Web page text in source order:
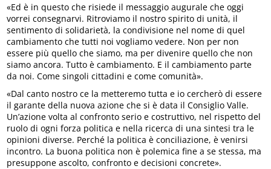
«Ed è in questo che risiede il messaggio augurale che oggi
vorrei consegnarvi. Ritroviamo il nostro spirito di unità, il
sentimento di solidarietà, la condivisione nel nome di quel
cambiamento che tutti noi vogliamo vedere. Non per non
essere più quello che siamo, ma per divenire quello che non
siamo ancora. Tutto è cambiamento. E il cambiamento parte
da noi. Come singoli cittadini e come comunità».
«Dal canto nostro ce la metteremo tutta e io cercherò di essere
il garante della nuova azione che si è data il Consiglio Valle.
Un’azione volta al confronto serio e costruttivo, nel rispetto del
ruolo di ogni forza politica e nella ricerca di una sintesi tra le
opinioni diverse. Perché la politica è conciliazione, è venirsi
incontro. La buona politica non è polemica fine a se stessa, ma
presuppone ascolto, confronto e decisioni concrete».